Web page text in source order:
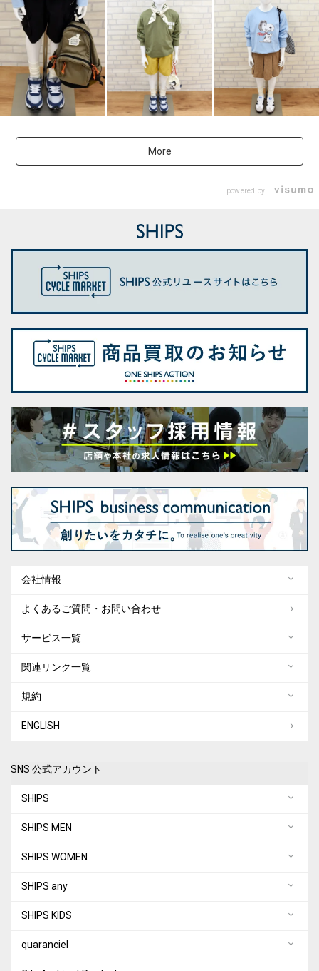
More
powered by
会社情報
よくあるご質問・お問い合わせ
サービス一覧
関連リンク一覧
規約
ENGLISH
SNS 公式アカウント
SHIPS
SHIPS MEN
SHIPS WOMEN
SHIPS any
SHIPS KIDS
quaranciel